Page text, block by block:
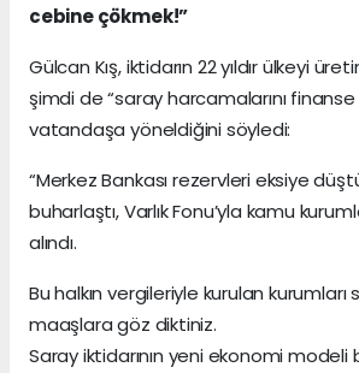
cebine çökmek!”
Gülcan Kış, iktidarın 22 yıldır ülkeyi
şimdi de “saray harcamalarını
vatandaşa yöneldiğini söyledi:
“Merkez Bankası rezervleri eksiye
buharlaştı, Varlık Fonu’yla kamu
alındı.
Bu halkın vergileriyle kurulan kurumları
maaşlara göz diktiniz.
Saray iktidarının yeni ekonomi modeli